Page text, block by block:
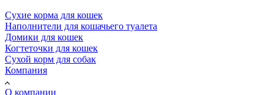
Сухие корма для кошек
Наполнители для кошачьего туалета
Домики для кошек
Когтеточки для кошек
Сухой корм для собак
Компания
О компании